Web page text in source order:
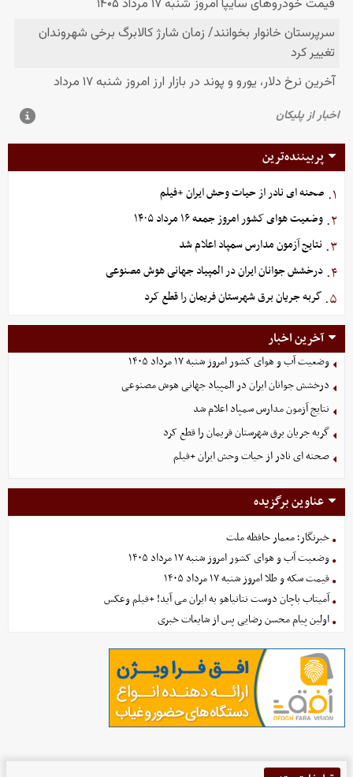
پربیننده‌ترین
۱. صحنه ای نادر از حیات وحش ایران +فیلم
۲. وضعیت هوای کشور امروز جمعه ۱۶ مرداد ۱۴۰۵
۳. نتایج آزمون مدارس سمپاد اعلام شد
۴. درخشش جوانان ایران در المپیاد جهانی هوش مصنوعی
۵. گربه جریان برق شهرستان فریمان را قطع کرد
آخرین اخبار
وضعیت آب و هوای کشور امروز شنبه ۱۷ مرداد ۱۴۰۵
درخشش جوانان ایران در المپیاد جهانی هوش مصنوعی
نتایج آزمون مدارس سمپاد اعلام شد
گربه جریان برق شهرستان فریمان را قطع کرد
صحنه ای نادر از حیات وحش ایران +فیلم
عناوین برگزیده
خبرنگار؛ معمار حافظه ملت
وضعیت آب و هوای کشور امروز شنبه ۱۷ مرداد ۱۴۰۵
قیمت سکه و طلا امروز شنبه ۱۷ مرداد ۱۴۰۵
آمیتاب باچان دوست نتانیاهو به ایران می آید! +فیلم وعکس
اولین پیام محسن رضایی پس از شایعات خبری